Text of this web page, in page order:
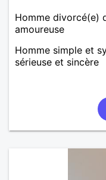
Homme divorcé(e)
amoureuse
Homme simple et
sérieuse et sincère